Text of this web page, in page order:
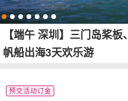
【端午 深圳】三门岛桨
帆船出海3天欢乐游
预交活动订金